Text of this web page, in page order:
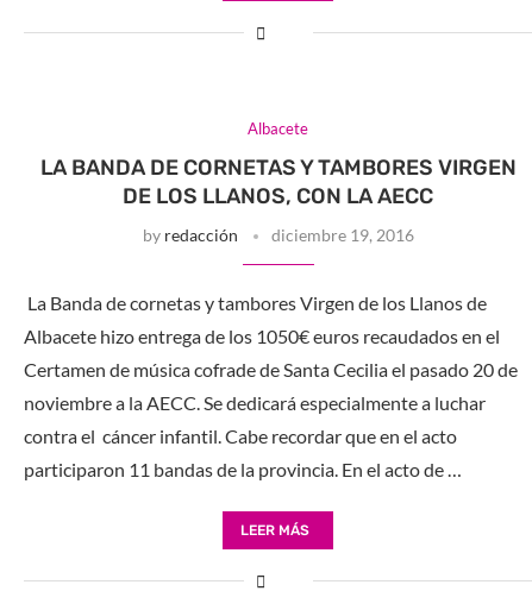
Albacete
LA BANDA DE CORNETAS Y TAMBORES VIRGEN
DE LOS LLANOS, CON LA AECC
by redacción diciembre 19, 2016
La Banda de cornetas y tambores Virgen de los Llanos de
Albacete hizo entrega de los 1050€ euros recaudados en el
Certamen de música cofrade de Santa Cecilia el pasado 20 de
noviembre a la AECC. Se dedicará especialmente a luchar
contra el cáncer infantil. Cabe recordar que en el acto
participaron 11 bandas de la provincia. En el acto de …
LEER MÁS